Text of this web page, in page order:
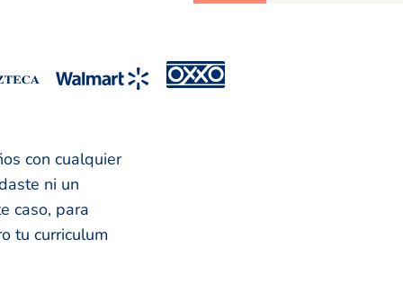
con cualquier
ni un
caso, para
tu curriculum